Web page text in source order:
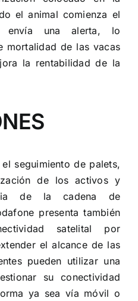
el animal comienza el
una alerta, lo
mortalidad de las vacas
la rentabilidad de la
seguimiento de palets,
de los activos y
de la cadena de
presenta también
satelital por
el alcance de las
pueden utilizar una
su conectividad
ya sea vía móvil o